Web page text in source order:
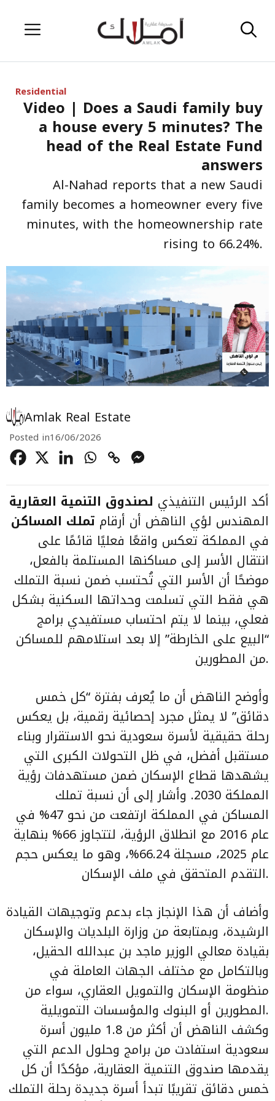
Menu
Residential
Video | Does a Saudi family buy
a house every 5 minutes? The
head of the Real Estate Fund
answers
Al-Nahad reports that a new Saudi
family becomes a homeowner every five
minutes, with the homeownership rate
rising to 66.24%.
Amlak Real Estate
Posted in16/06/2026
أكد الرئيس التنفيذي لصندوق التنمية العقارية
المهندس لؤي الناهض أن أرقام تملك المساكن
في المملكة تعكس واقعًا فعليًا قائمًا على
انتقال الأسر إلى مساكنها المستلمة بالفعل،
موضحًا أن الأسر التي تُحتسب ضمن نسبة التملك
هي فقط التي تسلمت وحداتها السكنية بشكل
فعلي، بينما لا يتم احتساب مستفيدي برامج
“البيع على الخارطة” إلا بعد استلامهم للمساكن
من المطورين.
وأوضح الناهض أن ما يُعرف بفترة “كل خمس
دقائق” لا يمثل مجرد إحصائية رقمية، بل يعكس
رحلة حقيقية لأسرة سعودية نحو الاستقرار وبناء
مستقبل أفضل، في ظل التحولات الكبرى التي
يشهدها قطاع الإسكان ضمن مستهدفات رؤية
المملكة 2030. وأشار إلى أن نسبة تملك
المساكن في المملكة ارتفعت من نحو 47% في
عام 2016 مع انطلاق الرؤية، لتتجاوز 66% بنهاية
عام 2025، مسجلة 66.24%، وهو ما يعكس حجم
التقدم المتحقق في ملف الإسكان.
وأضاف أن هذا الإنجاز جاء بدعم وتوجيهات القيادة
الرشيدة، وبمتابعة من وزارة البلديات والإسكان
بقيادة معالي الوزير ماجد بن عبدالله الحقيل،
وبالتكامل مع مختلف الجهات العاملة في
منظومة الإسكان والتمويل العقاري، سواء من
المطورين أو البنوك والمؤسسات التمويلية.
وكشف الناهض أن أكثر من 1.8 مليون أسرة
سعودية استفادت من برامج وحلول الدعم التي
يقدمها صندوق التنمية العقارية، مؤكدًا أن كل
خمس دقائق تقريبًا تبدأ أسرة جديدة رحلة التملك